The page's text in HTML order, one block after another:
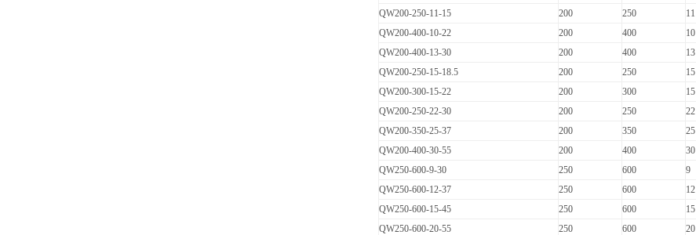
QW200-250-11-15
200 250 11
QW200-400-10-22
200 400 10
QW200-400-13-30
200 400 13
QW200-250-15-18.5
200 250 15
QW200-300-15-22
200 300 15
QW200-250-22-30
200 250 22
QW200-350-25-37
200 350 25
QW200-400-30-55
200 400 30
QW250-600-9-30
250 600 9
QW250-600-12-37
250 600 12
QW250-600-15-45
250 600 15
QW250-600-20-55
250 600 20